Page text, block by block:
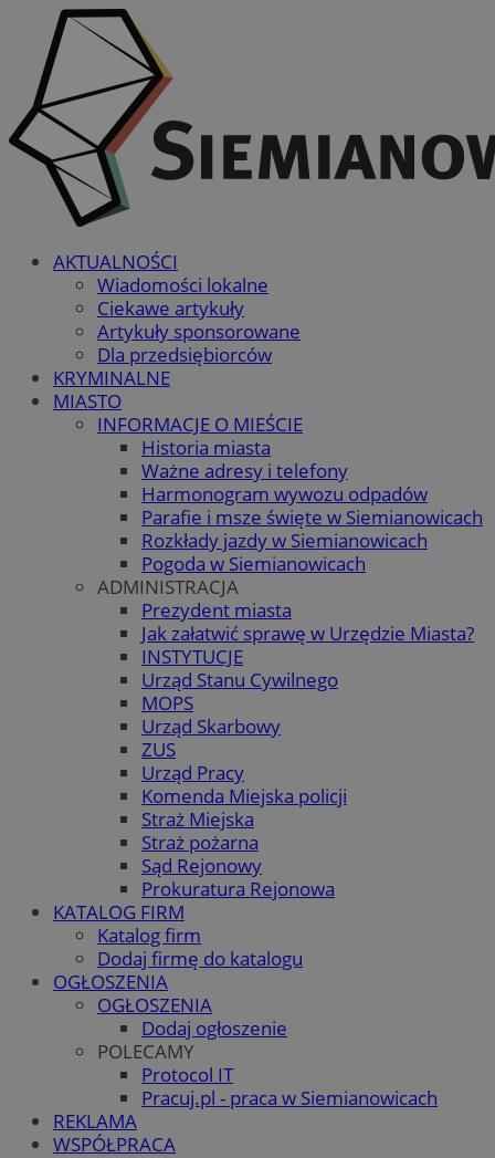
AKTUALNOŚCI
Wiadomości lokalne
Ciekawe artykuły
Artykuły sponsorowane
Dla przedsiębiorców
KRYMINALNE
MIASTO
INFORMACJE O MIEŚCIE
Historia miasta
Ważne adresy i telefony
Harmonogram wywozu odpadów
Parafie i msze święte w Siemianowicach
Rozkłady jazdy w Siemianowicach
Pogoda w Siemianowicach
ADMINISTRACJA
Prezydent miasta
Jak załatwić sprawę w Urzędzie Miasta?
INSTYTUCJE
Urząd Stanu Cywilnego
MOPS
Urząd Skarbowy
ZUS
Urząd Pracy
Komenda Miejska policji
Straż Miejska
Straż pożarna
Sąd Rejonowy
Prokuratura Rejonowa
KATALOG FIRM
Katalog firm
Dodaj firmę do katalogu
OGŁOSZENIA
OGŁOSZENIA
Dodaj ogłoszenie
POLECAMY
Protocol IT
Pracuj.pl - praca w Siemianowicach
REKLAMA
WSPÓŁPRACA